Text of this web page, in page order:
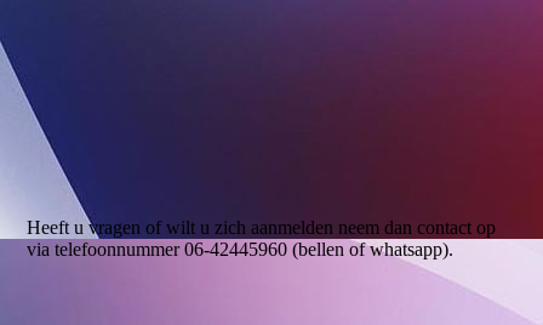
Saskia pottenbak
Heeft u vragen of wilt u zich aanmelden neem dan contact op
via telefoonnummer 06-42445960 (bellen of whatsapp).